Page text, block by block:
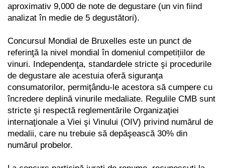
aproximativ 9,000 de note de degustare (un vin fiind
analizat în medie de 5 degustători).
Concursul Mondial de Bruxelles este un punct de
referinţă la nivel mondial în domeniul competițiilor de
vinuri. Independenţa, standardele stricte şi procedurile
de degustare ale acestuia oferă siguranţa
consumatorilor, permiţându-le acestora să cumpere cu
încredere deplină vinurile medaliate. Regulile CMB sunt
stricte şi respectă reglementările Organizaţiei
internaţionale a Viei şi Vinului (OIV) privind numărul de
medalii, care nu trebuie să depăşească 30% din
numărul probelor.